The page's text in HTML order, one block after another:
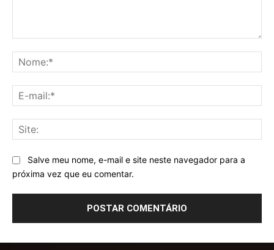
Salve meu nome, e-mail e site neste navegador para a
próxima vez que eu comentar.